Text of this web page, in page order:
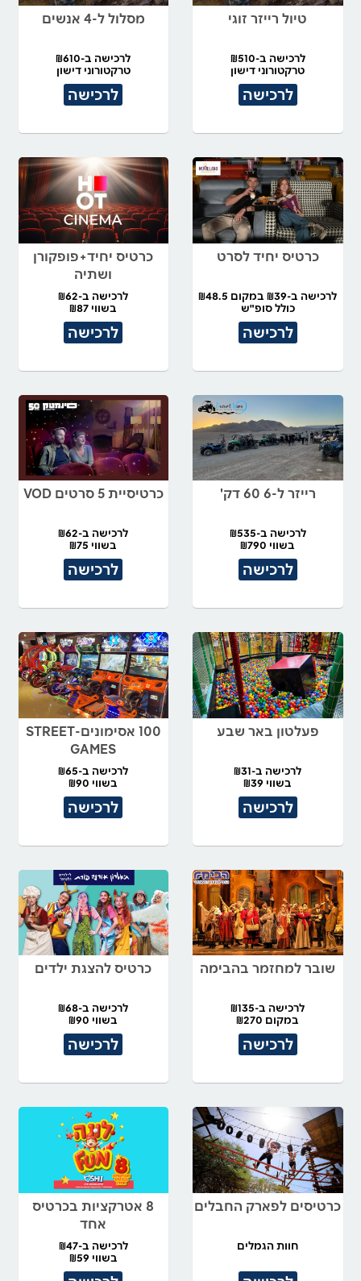
טיול רייזר זוגי
לרכישה ב-₪510
טרקטורוני דישון
לרכישה
מסלול ל-4 אנשים
לרכישה ב-₪610
טרקטורוני דישון
לרכישה
כרטיס יחיד לסרט
לרכישה ב-₪39 במקום ₪48.5
כולל סופ"ש
לרכישה
כרטיס יחיד+פופקורן
ושתיה
לרכישה ב-₪62
בשווי ₪87
לרכישה
רייזר ל-6 60 דק'
לרכישה ב-₪535
בשווי ₪790
לרכישה
כרטיסיית 5 סרטים VOD
לרכישה ב-₪62
בשווי ₪75
לרכישה
פעלטון באר שבע
לרכישה ב-₪31
בשווי ₪39
לרכישה
100 אסימונים-STREET
GAMES
לרכישה ב-₪65
בשווי ₪90
לרכישה
שובר למחזמר בהבימה
לרכישה ב-₪135
במקום ₪270
לרכישה
כרטיס להצגת ילדים
לרכישה ב-₪68
בשווי ₪90
לרכישה
כרטיסים לפארק החבלים
חוות הגמלים
8 אטרקציות בכרטיס
אחד
לרכישה ב-₪47
בשווי ₪59